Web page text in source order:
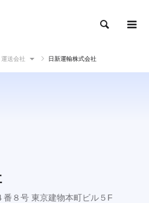
送会社 日新運輸株式会社
８号 東京建物本町ビル５F